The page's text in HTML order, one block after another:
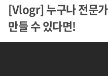
[Vlogr] 누구나 전문
만들 수 있다면!